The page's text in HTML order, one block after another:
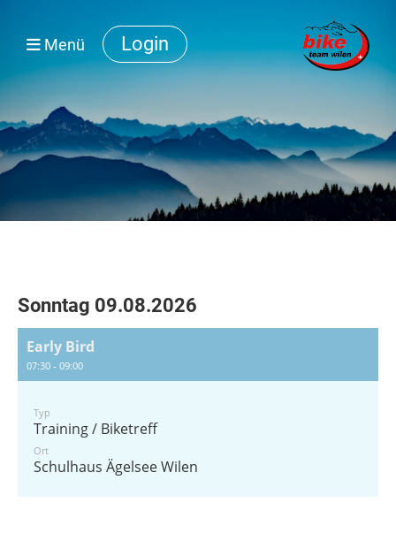
Login
Menü
Sonntag 09.08.2026
Early Bird
07:30 - 09:00
Typ
Training / Biketreff
Ort
Schulhaus Ägelsee Wilen